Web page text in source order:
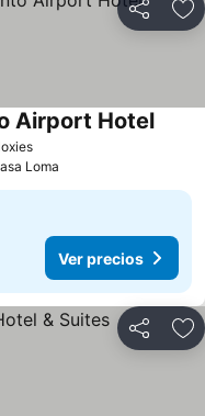
Compartir
Ver precios
Airport HotelVer
Loma
Ver precios
Compartir